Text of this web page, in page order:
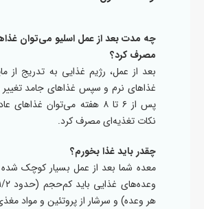
چه مدت بعد از عمل اسلیو می‌توان
مصرف کرد؟
بعد از عمل، رژیم غذایی به تدریج از
غذاهای نرم و سپس غذاهای جامد تغییر
پس از ۶ تا ۸ هفته می‌توان
نکات تغذیه‌ای مصرف کرد.
چقدر باید غذا بخورم؟
معده شما بعد از عمل بسیار کوچک شده
هر وعده) و سرشار از پروتئین و مواد